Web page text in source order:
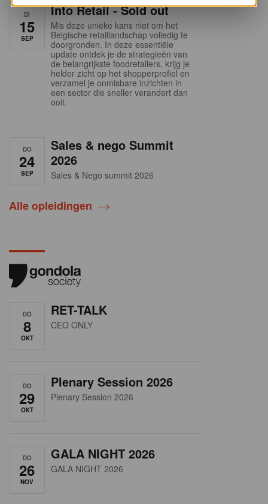
DI
15
SEP
Into Retail - Sold out
Mis deze unieke kans niet om het
Belgische retaillandschap volledig te
doorgronden. In deze essentiële
update ontdek je de strategieën van
de belangrijkste foodretailers, krijg je
helder zicht op het shopperprofiel en
verzamel je onmisbare inzichten in
een sector die sneller verandert dan
ooit.
DO
24
SEP
Sales & nego Summit
2026
Sales & Nego summit 2026
Alle opleidingen
DO
8
OKT
RET-TALK
CEO ONLY
DO
29
OKT
Plenary Session 2026
Plenary Session 2026
DO
26
NOV
GALA NIGHT 2026
GALA NIGHT 2026